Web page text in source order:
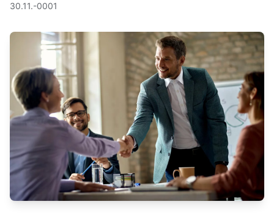
30.11.-0001